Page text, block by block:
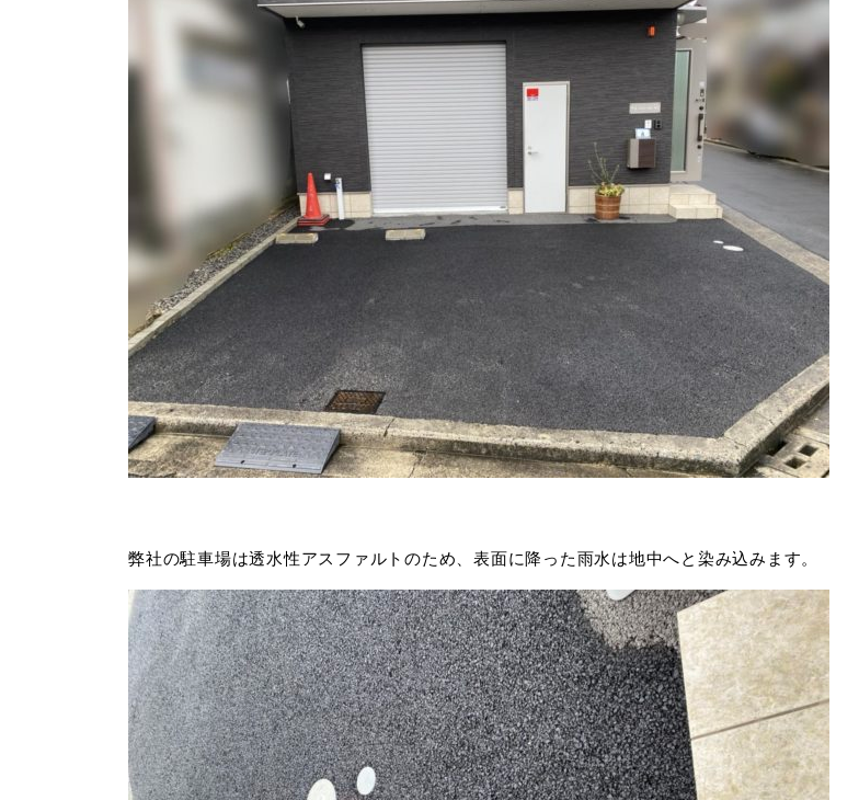
弊社の駐車場は透水性アスファルトのため、表面に降った雨水は地中へと染み込みます。